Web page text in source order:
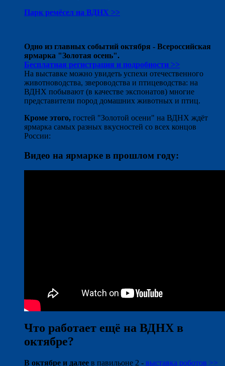
Парк ремёсел на ВДНХ >>
Одно из главных событий октября - Всероссийская
ярмарка "Золотая осень".
Бесплатная регистрация и подробности >>
На выставке можно увидеть успехи отечественного
животноводства, звероводства и птицеводства: на
ВДНХ побывают (в качестве экспонатов) многие
представители пород домашних животных и птиц.
Кроме этого, гостей "Золотой осени" на ВДНХ ждёт
ярмарка самых разных вкусностей со всех концов
России:
Видео на ярмарке в прошлом году:
Что работает ещё на ВДНХ в
октябре?
В октябре и далее в павильоне 2 - выставка роботов >>